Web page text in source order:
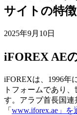
サイトの特徴
2025年9月10日
iFOREX AE
iFOREXは、1996年
トフォームであり
す。アラブ首長国連
「 www.iforex.ae」